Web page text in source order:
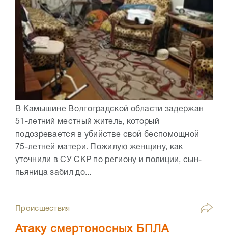
В Камышине Волгоградской области задержан
51-летний местный житель, который
подозревается в убийстве свой беспомощной
75-летней матери. Пожилую женщину, как
уточнили в СУ СКР по региону и полиции, сын-
пьяница забил до...
Происшествия
Атаку смертоносных БПЛА